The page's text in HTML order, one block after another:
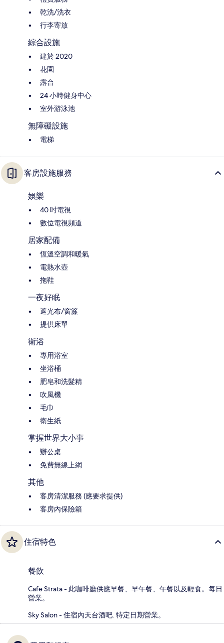
乾洗/洗衣
行李寄放
綜合設施
建於 2020
花園
露台
24 小時健身中心
室外游泳池
無障礙設施
電梯
客房設施服務
娛樂
40 吋電視
數位電視頻道
居家配備
恆溫空調和暖氣
電熱水壺
拖鞋
一夜好眠
遮光布/窗簾
提供床單
衛浴
專用浴室
坐浴桶
肥皂和洗髮精
吹風機
毛巾
衛生紙
掌握世界大小事
辦公桌
免費無線上網
其他
客房清潔服務 (應要求提供)
客房內保險箱
住宿特色
餐飲
Cafe Strata - 此咖啡廳供應早餐、早午餐、午餐以及輕食。每日
營業。
Sky Salon - 住宿內天台酒吧. 特定日期營業。